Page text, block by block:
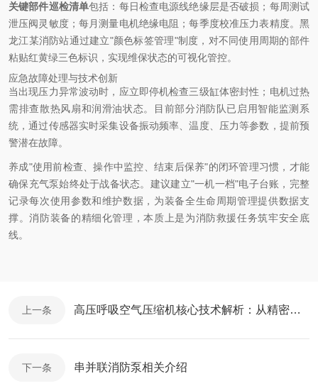
关键部件巡检清单包括：每日检查电源线绝缘层是否破损；每周测试
泄压阀灵敏度；每月测量电机绝缘电阻；每季度校准压力表精度。黑
龙江某消防站通过建立"颜色标签管理"制度，对不同使用周期的部件
粘贴红黄绿三色标识，实现维保状态的可视化管控。
应急故障处理与技术创新
当出现压力异常波动时，应立即停机检查三级缸体密封性；电机过热
需排查散热风扇和润滑油状态。目前部分消防队已启用智能监测系
统，通过传感器实时采集设备振动频率、温度、压力等参数，提前预
警潜在故障。
养成"使用前检查、操作中监控、结束后保养"的闭环管理习惯，才能
确保充气泵始终处于战备状态。建议建立"一机一档"电子台账，完整
记录每次使用参数和维护数据，为装备全生命周期管理提供数据支
撑。消防装备的精细化管理，本质上是为消防救援任务筑牢安全底
线。
上一条 高压呼吸空气压缩机核心技术解析：从精密过滤到安全运维
下一条 串并联消防泵相关介绍